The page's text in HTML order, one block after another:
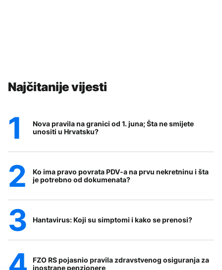
Najčitanije vijesti
Nova pravila na granici od 1. juna; Šta ne smijete
unositi u Hrvatsku?
Ko ima pravo povrata PDV-a na prvu nekretninu i šta
je potrebno od dokumenata?
Hantavirus: Koji su simptomi i kako se prenosi?
FZO RS pojasnio pravila zdravstvenog osiguranja za
inostrane penzionere